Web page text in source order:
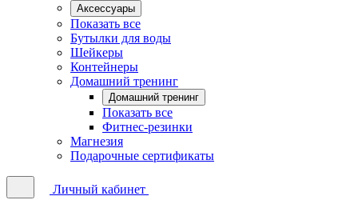
Аксессуары
Показать все
Бутылки для воды
Шейкеры
Контейнеры
Домашний тренинг
Домашний тренинг
Показать все
Фитнес-резинки
Магнезия
Подарочные сертификаты
Личный кабинет